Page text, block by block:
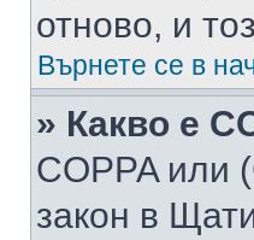
отново, и
Върнете се в
» Какво е
COPPA или
закон в